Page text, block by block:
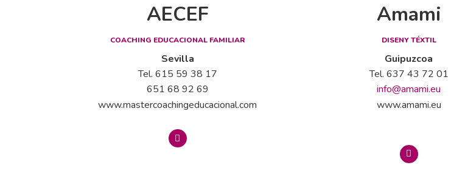
AECEF
COACHING EDUCACIONAL FAMILIAR
Sevilla
Tel. 615 59 38 17
651 68 92 69
www.mastercoachingeducacional.com
Amami
DISENY TÉXTIL
Guipuzcoa
Tel. 637 43 72 01
info@amami.eu
www.amami.eu